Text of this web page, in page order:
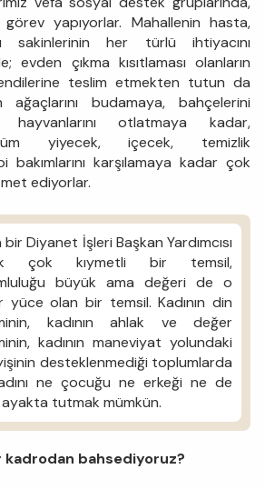
yapıyorlar. Mahallenin hasta,
her türlü ihtiyacını
evden çıkma kısıtlaması olanların
teslim etmekten tutun da
budamaya, bahçelerini
otlatmaya kadar,
yiyecek, içecek, temizlik
bakımlarını karşılamaya kadar çok
ediyorlar.
bir Diyanet İşleri Başkan Yardımcısı
çok kıymetli bir temsil,
büyük ama değeri de o
yüce olan bir temsil. Kadının din
kadının ahlak ve değer
kadının maneviyat yolundaki
desteklenmediği toplumlarda
ne çocuğu ne erkeği ne de
tutmak mümkün.
bahsediyoruz?